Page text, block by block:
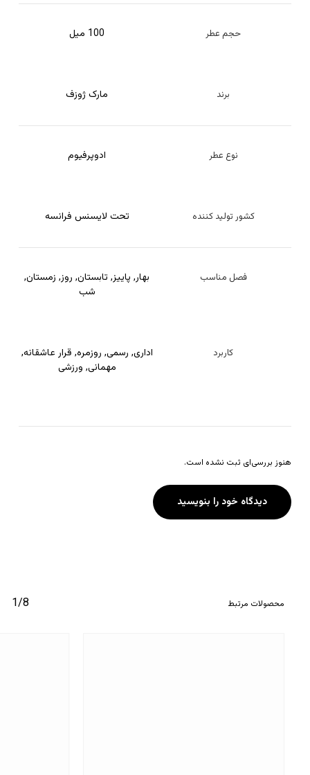
حجم عطر 100 میل
برند مارک ژوزف
نوع عطر ادوپرفیوم
کشور تولید کننده تحت لایسنس فرانسه
فصل مناسب بهار, پاییز, تابستان, روز, زمستان,
شب
کاربرد اداری, رسمی, روزمره, قرار عاشقانه,
مهمانی, ورزشی
هنوز بررسی‌ای ثبت نشده است.
دیدگاه خود را بنویسید
محصولات مرتبط 1/8